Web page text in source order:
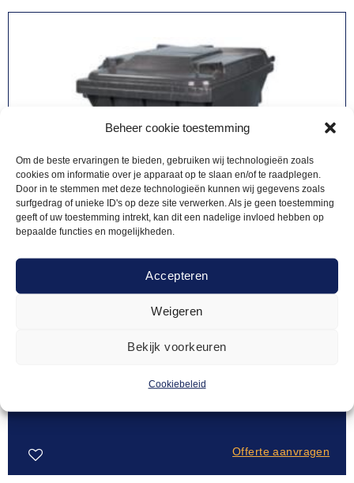
Beheer cookie toestemming
Om de beste ervaringen te bieden, gebruiken wij technologieën zoals
cookies om informatie over je apparaat op te slaan en/of te raadplegen.
Door in te stemmen met deze technologieën kunnen wij gegevens zoals
surfgedrag of unieke ID's op deze site verwerken. Als je geen toestemming
geeft of uw toestemming intrekt, kan dit een nadelige invloed hebben op
bepaalde functies en mogelijkheden.
Accepteren
Weigeren
Bekijk voorkeuren
Cookiebeleid
Offerte aanvragen